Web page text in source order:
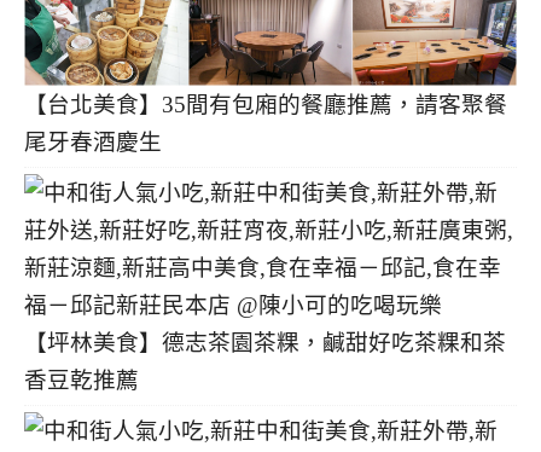
【台北美食】35間有包廂的餐廳推薦，請客聚餐
尾牙春酒慶生
【坪林美食】德志茶園茶粿，鹹甜好吃茶粿和茶
香豆乾推薦